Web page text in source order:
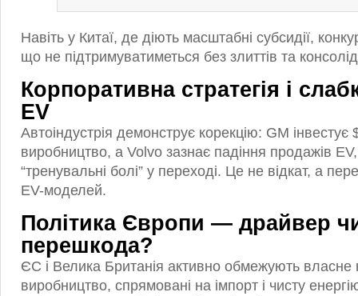
Навіть у Китаї, де діють масштабні субсидії,
що не підтримуватиметься без злиттів та
Корпоративна стратегія і
EV
Автоіндустрія демонструє корекцію: GM
виробництво, а Volvo зазнає падіння продажів
“тренувальні болі” у переході. Це не відкат, а
EV-моделей.
Політика Європи — драйвер
перешкода?
ЄС і Велика Британія активно обмежують
виробництво, спрямовані на імпорт і чисту